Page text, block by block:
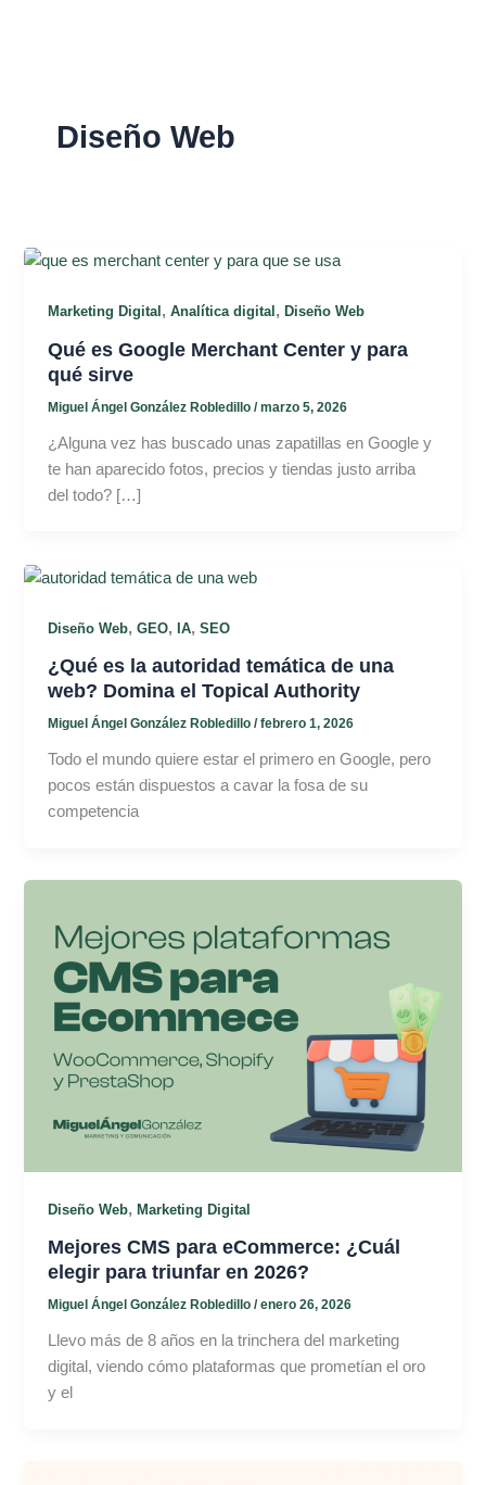
Diseño Web
Marketing Digital ,Analítica digital ,Diseño Web
Qué es Google Merchant Center y para
qué sirve
Miguel Ángel González Robledillo/marzo 5, 2026
¿Alguna vez has buscado unas zapatillas en Google y
te han aparecido fotos, precios y tiendas justo arriba
del todo? […]
Diseño Web,GEO,IA,SEO
¿Qué es la autoridad temática de una
web? Domina el Topical Authority
Miguel Ángel González Robledillo/febrero 1, 2026
Todo el mundo quiere estar el primero en Google, pero
pocos están dispuestos a cavar la fosa de su
competencia
Diseño Web,Marketing Digital
Mejores CMS para eCommerce: ¿Cuál
elegir para triunfar en 2026?
Miguel Ángel González Robledillo/enero 26, 2026
Llevo más de 8 años en la trinchera del marketing
digital, viendo cómo plataformas que prometían el oro
y el